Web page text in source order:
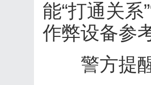
能“打通关系
作弊设备参
警方提醒